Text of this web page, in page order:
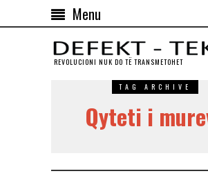
Menu
REVOLUCIONI NUK DO TЁ TRANSMETOHET
TAG ARCHIVE
Qyteti i